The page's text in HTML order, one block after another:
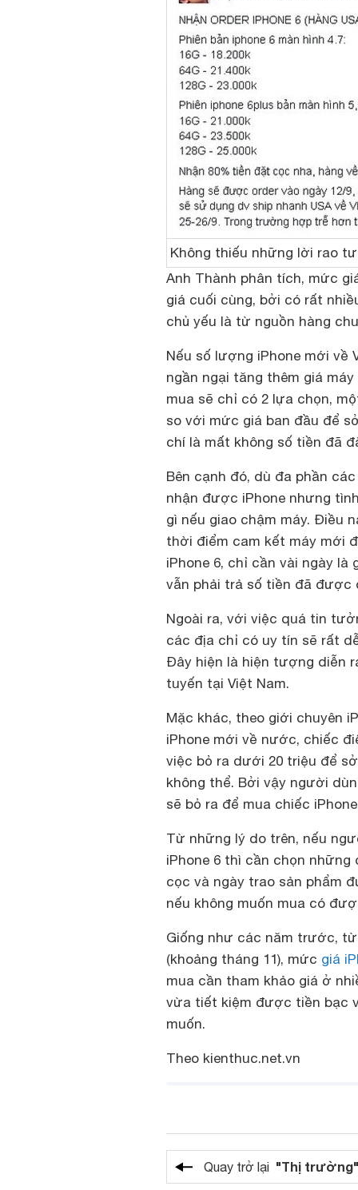
Không thiếu những lời rao
Anh Thành phân tích, mức
giá cuối cùng, bởi có rất
chủ yếu là từ nguồn hàng
Nếu số lượng iPhone mới về
ngần ngại tăng thêm giá
mua sẽ chỉ có 2 lựa chọn,
so với mức giá ban đầu để
chí là mất không số tiền đã
Bên cạnh đó, dù đa phần
nhận được iPhone nhưng
gì nếu giao chậm máy. Điều
thời điểm cam kết máy mới
iPhone 6, chỉ cần vài ngày
vẫn phải trả số tiền đã được
Ngoài ra, với việc quá tin
các địa chỉ có uy tín sẽ rất
Đây hiện là hiện tượng diễn
tuyến tại Việt Nam.
Mặc khác, theo giới chuyên
iPhone mới về nước, chiếc
việc bỏ ra dưới 20 triệu để
không thể. Bởi vậy người
sẽ bỏ ra để mua chiếc
Từ những lý do trên, nếu
iPhone 6 thì cần chọn
cọc và ngày trao sản phẩm
nếu không muốn mua có
Giống như các năm trước,
(khoảng tháng 11), mức giá
mua cần tham khảo giá ở
vừa tiết kiệm được tiền bạc
muốn.
Theo kienthuc.net.vn
Quay trở lại "Thị trường"